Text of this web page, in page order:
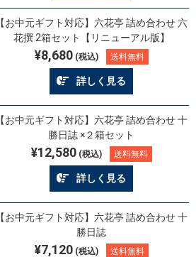
【お中元ギフト対応】六花亭 詰め合わせ 六
花撰 2箱セット【リニューアル版】
¥8,680(税込) 送料無料
詳しく見る
【お中元ギフト対応】六花亭 詰め合わせ 十
勝日誌 ×２箱セット
¥12,580(税込) 送料無料
詳しく見る
【お中元ギフト対応】六花亭 詰め合わせ 十
勝日誌
¥7,120(税込) 送料無料